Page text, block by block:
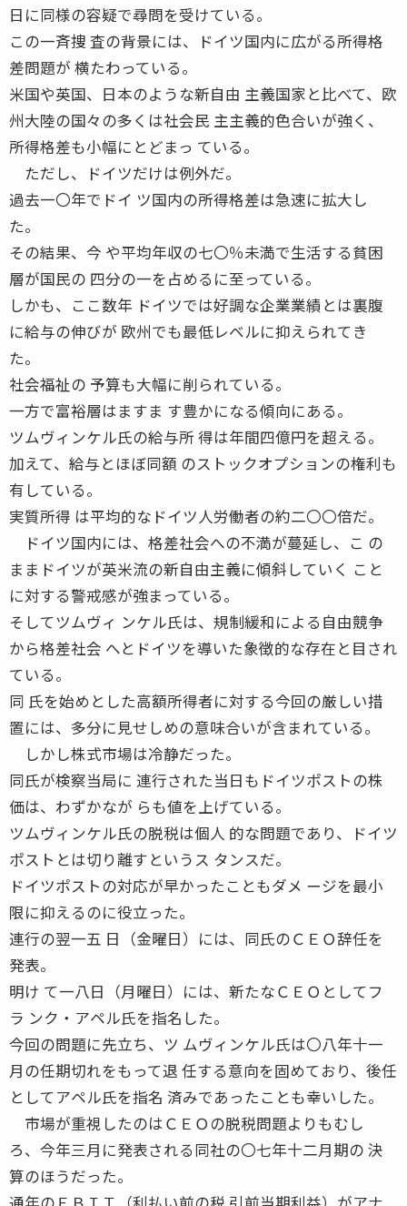
日に同様の容疑で尋問を受けている。
この一斉捜 査の背景には、ドイツ国内に広がる所得格
差問題が 横たわっている。
米国や英国、日本のような新自由 主義国家と比べて、欧
州大陸の国々の多くは社会民 主主義的色合いが強く、
所得格差も小幅にとどまっ ている。
ただし、ドイツだけは例外だ。
過去一〇年でドイ ツ国内の所得格差は急速に拡大し
た。
その結果、今 や平均年収の七〇％未満で生活する貧困
層が国民の 四分の一を占めるに至っている。
しかも、ここ数年 ドイツでは好調な企業業績とは裏腹
に給与の伸びが 欧州でも最低レベルに抑えられてき
た。
社会福祉の 予算も大幅に削られている。
一方で富裕層はますま す豊かになる傾向にある。
ツムヴィンケル氏の給与所 得は年間四億円を超える。
加えて、給与とほぼ同額 のストックオプションの権利も
有している。
実質所得 は平均的なドイツ人労働者の約二〇〇倍だ。
ドイツ国内には、格差社会への不満が蔓延し、こ の
ままドイツが英米流の新自由主義に傾斜していく こと
に対する警戒感が強まっている。
そしてツムヴィ ンケル氏は、規制緩和による自由競争
から格差社会 へとドイツを導いた象徴的な存在と目され
ている。
同 氏を始めとした高額所得者に対する今回の厳しい措
置には、多分に見せしめの意味合いが含まれている。
しかし株式市場は冷静だった。
同氏が検察当局に 連行された当日もドイツポストの株
価は、わずかなが らも値を上げている。
ツムヴィンケル氏の脱税は個人 的な問題であり、ドイツ
ポストとは切り離すというス タンスだ。
ドイツポストの対応が早かったこともダメ ージを最小
限に抑えるのに役立った。
連行の翌一五 日（金曜日）には、同氏のＣＥＯ辞任を
発表。
明け て一八日（月曜日）には、新たなＣＥＯとしてフ
ラ ンク・アペル氏を指名した。
今回の問題に先立ち、ツ ムヴィンケル氏は〇八年十一
月の任期切れをもって退 任する意向を固めており、後任
としてアペル氏を指名 済みであったことも幸いした。
市場が重視したのはＣＥＯの脱税問題よりもむし
ろ、今年三月に発表される同社の〇七年十二月期の 決
算のほうだった。